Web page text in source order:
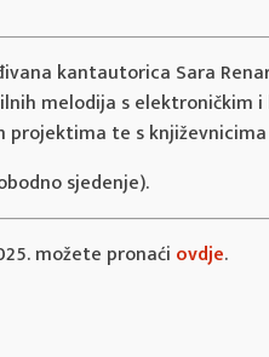
kantautorica Sara
melodija s elektroničkim
te s književnicima
sjedenje).
možete pronaći ovdje.